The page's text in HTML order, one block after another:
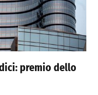
premio dello